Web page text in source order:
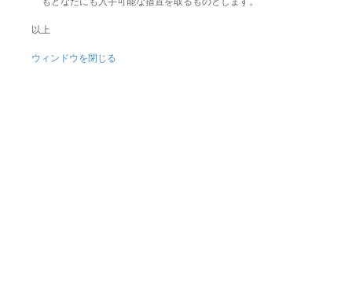
以上
ウィンドウを閉じる